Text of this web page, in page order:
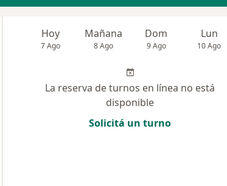
Hoy
7 Ago
Mañana
8 Ago
Dom
9 Ago
Lun
10 Ago
La reserva de turnos en línea no está
disponible
Solicitá un turno